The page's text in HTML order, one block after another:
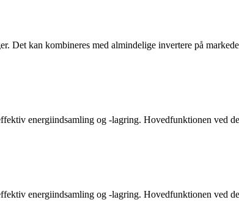
kan kombineres med almindelige invertere på
energiindsamling og -lagring. Hovedfunktionen ved
energiindsamling og -lagring. Hovedfunktionen ved